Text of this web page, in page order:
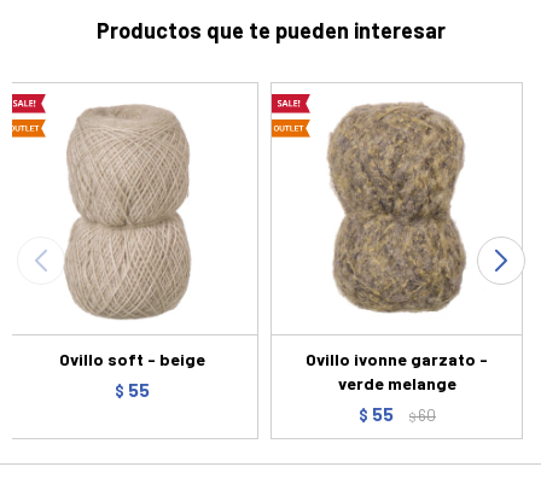
Productos que te pueden interesar
Ovillo soft - beige
$ 55
Ovillo ivonne garzato -
verde melange
$ 55 $60